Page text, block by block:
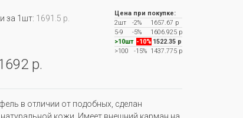
за 1шт: 1691.5 р.
р.
Цена при покупке:
2шт
-2%
1657.67 р
5-9
-5%
1606.925 р
>10шт -10% 1522.35 р
>100
-15%1437.775 р
в отличии от подобных, сделан